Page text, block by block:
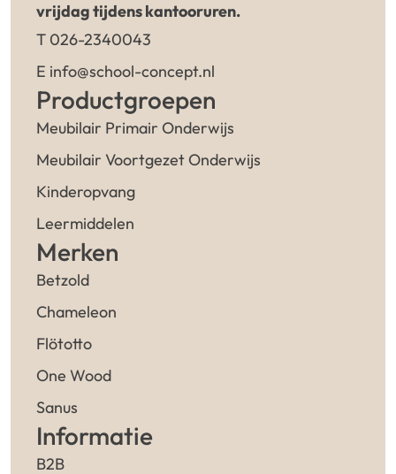
vrijdag tijdens kantooruren.
T 026-2340043
E info@school-concept.nl
Productgroepen
Meubilair Primair Onderwijs
Meubilair Voortgezet Onderwijs
Kinderopvang
Leermiddelen
Merken
Betzold
Chameleon
Flötotto
One Wood
Sanus
Informatie
B2B